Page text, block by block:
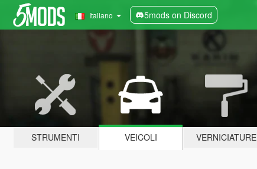
Italiano 5mods on Discord
STRUMENTI VEICOLI VERNICIATURE